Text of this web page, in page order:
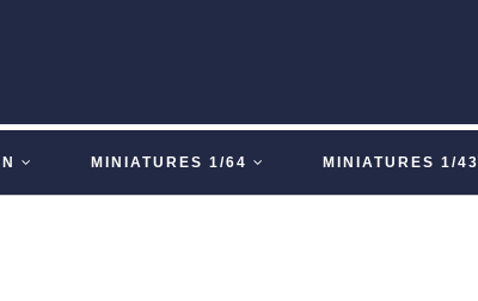
MINIATURES 1/64 MINIATURES 1/43